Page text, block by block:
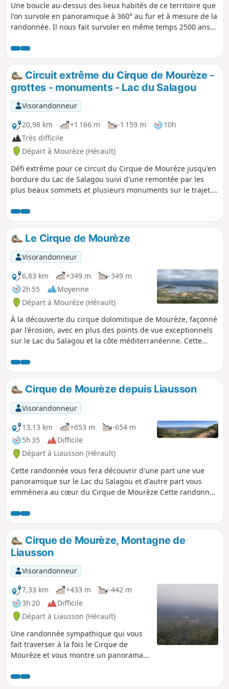
Une boucle au-dessus des lieux habités de ce territoire que
l'on survole en panoramique à 360° au fur et à mesure de la
randonnée. Il nous fait survoler en même temps 2500 ans
jusqu'à la chapelle qui surplombe la Dourbie.
Circuit extrême du Cirque de Mourèze -
grottes - monuments - Lac du Salagou
Visorandonneur
20,98 km
+1 166 m -1 159 m
10h
Très difficile
Départ à Mourèze (Hérault)
Défi extrême pour ce circuit du Cirque de Mourèze jusqu'en
bordure du Lac de Salagou suivi d'une remontée par les
plus beaux sommets et plusieurs monuments sur le trajet.
préhistorique et Géoparc mondial UNESCO Natura 2000
Le Cirque de Mourèze
Visorandonneur
6,83 km
+349 m
-349 m
2h 55
Moyenne
Départ à Mourèze (Hérault)
À la découverte du cirque dolomitique de Mourèze, façonné
par l'érosion, avec en plus des points de vue exceptionnels
sur le Lac du Salagou et la côte méditerranéenne. Cette
niveau de risque des incendies. Pensez à consulter la carte.
Cirque de Mourèze depuis Liausson
Visorandonneur
13,13 km
+653 m
-654 m
5h 35
Difficile
Départ à Liausson (Hérault)
Cette randonnée vous fera découvrir d'une part une vue
panoramique sur le Lac du Salagou et d'autre part vous
emmènera au cœur du Cirque de Mourèze Cette randonnée
risque des incendies. Pensez à consulter la carte.
Cirque de Mourèze, Montagne de
Liausson
Visorandonneur
7,33 km
+433 m
-442 m
3h 20
Difficile
Départ à Liausson (Hérault)
Une randonnée sympathique qui vous
fait traverser à la fois le Cirque de
Mourèze et vous montre un panorama
randonnée est susceptible d'être